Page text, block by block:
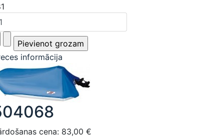
informācija
cena: 83,00 €